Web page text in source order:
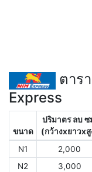
ตาร
Express
ขนาด
ปริมาตร ลบ ซ
(กว้างxยาวxสู
N1
2,000
N2
3,000